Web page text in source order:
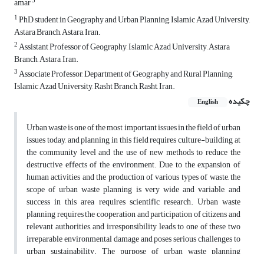
1PhD student in Geography and Urban Planning, Islamic Azad University,
Astara Branch, Astara, Iran.
2Assistant Professor of Geography, Islamic Azad University, Astara
Branch, Astara, Iran.
3Associate Professor, Department of Geography and Rural Planning,
Islamic Azad University, Rasht Branch, Rasht, Iran.
چکیده
English
Urban waste is one of the most important issues in the field of urban
issues today, and planning in this field requires culture-building at
the community level and the use of new methods to reduce the
destructive effects of the environment. Due to the expansion of
human activities and the production of various types of waste, the
scope of urban waste planning is very wide and variable, and
success in this area requires scientific research. Urban waste
planning requires the cooperation and participation of citizens and
relevant authorities, and irresponsibility leads to one of these two
irreparable environmental damage and poses serious challenges to